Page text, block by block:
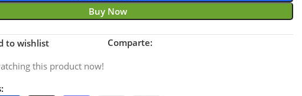
Buy Now
to wishlist Comparte:
this product now!